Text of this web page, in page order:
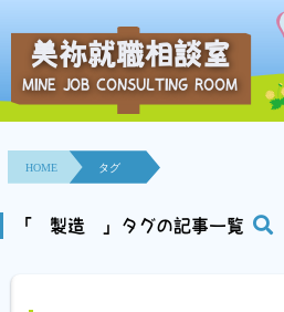
HOME
事業所紹介
就職面接会
美祢就職相談室
MINE JOB CONSULTING ROOM
HOME タグ
「 製造 」タグの記事一覧